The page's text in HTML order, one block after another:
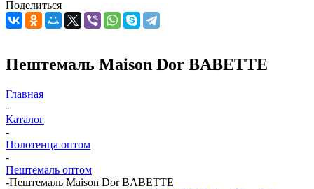
Поделиться
Пештемаль Maison Dor BABETTE
Главная
-
Каталог
-
Полотенца оптом
-
Пештемаль оптом
-Пештемаль Maison Dor BABETTE